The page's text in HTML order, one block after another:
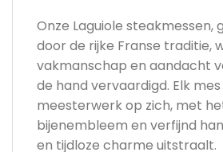
Onze Laguiole steakmessen,
door de rijke Franse traditie,
vakmanschap en aandacht
de hand vervaardigd. Elk mes
meesterwerk op zich, met
bijenembleem en verfijnd
en tijdloze charme uitstraalt.